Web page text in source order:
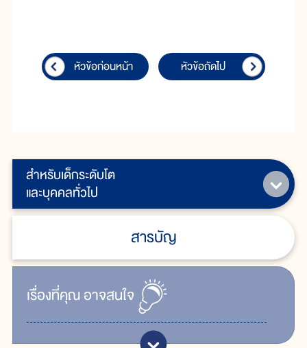
สำหรับเด็กระดับโต
และบุคคลทั่วไป
สารบัญ
เรื่ิองที่คุณอาจสนใจ
หัวข้อก่อนหน้า หัวข้อถัดไป